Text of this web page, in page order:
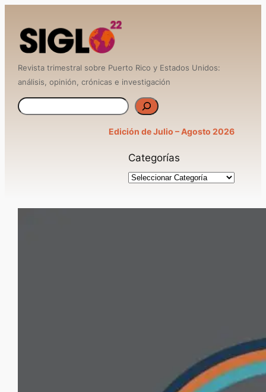
contenido
Revista trimestral sobre Puerto Rico y Estados Unidos:
análisis, opinión, crónicas e investigación
B
Edición de Julio – Agosto 2026
Categorías